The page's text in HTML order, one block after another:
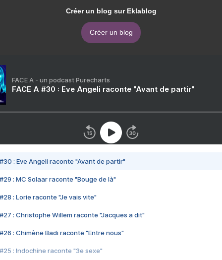
Créer un blog sur Eklablog
Créer un blog
FACE A - un podcast Purecharts
FACE A #30 : Eve Angeli raconte "Avant de partir"
#30 : Eve Angeli raconte "Avant de partir"
#29 : MC Solaar raconte "Bouge de là"
#28 : Lorie raconte "Je vais vite"
#27 : Christophe Willem raconte "Jacques a dit"
#26 : Chimène Badi raconte "Entre nous"
#25 : Indochine raconte "3e sexe"